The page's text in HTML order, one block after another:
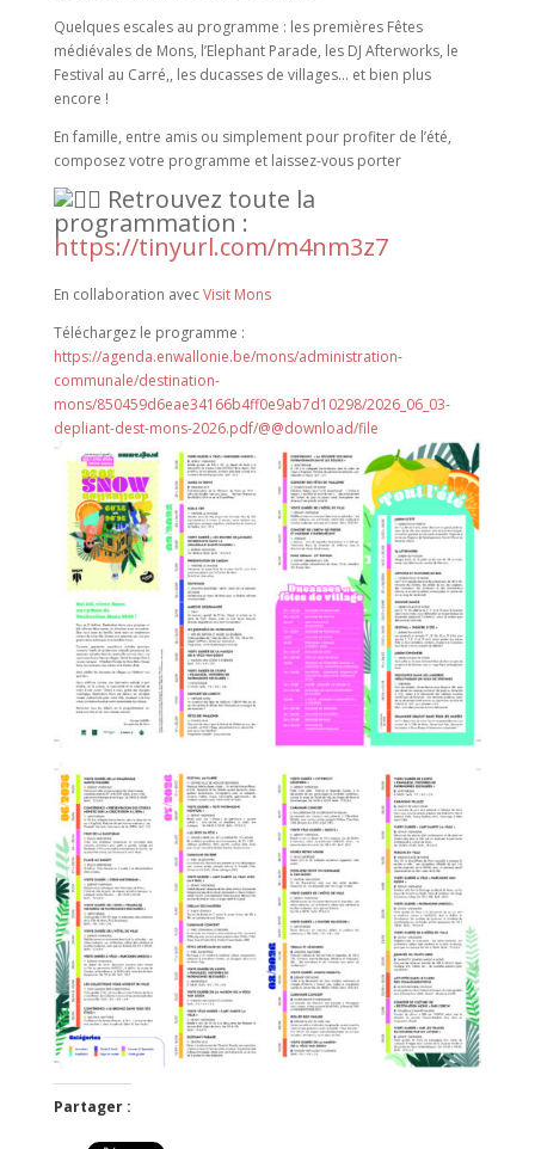
Quelques escales au programme : les premières Fêtes
médiévales de Mons, l’Elephant Parade, les DJ Afterworks, le
Festival au Carré,, les ducasses de villages… et bien plus
encore !
En famille, entre amis ou simplement pour profiter de l’été,
composez votre programme et laissez-vous porter
Retrouvez toute la
programmation :
https://tinyurl.com/m4nm3z7
En collaboration avecVisit Mons
Téléchargez le programme :
https://agenda.enwallonie.be/mons/administration-
communale/destination-
mons/850459d6eae34166b4ff0e9ab7d10298/2026_06_03-
depliant-dest-mons-2026.pdf/@@download/file
Partager :